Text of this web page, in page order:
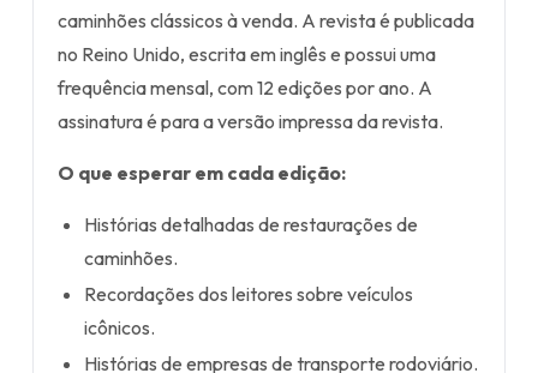
caminhões clássicos à venda. A revista é publicada
no Reino Unido, escrita em inglês e possui uma
frequência mensal, com 12 edições por ano. A
assinatura é para a versão impressa da revista.
O que esperar em cada edição:
Histórias detalhadas de restaurações de
caminhões.
Recordações dos leitores sobre veículos
icônicos.
Histórias de empresas de transporte rodoviário.